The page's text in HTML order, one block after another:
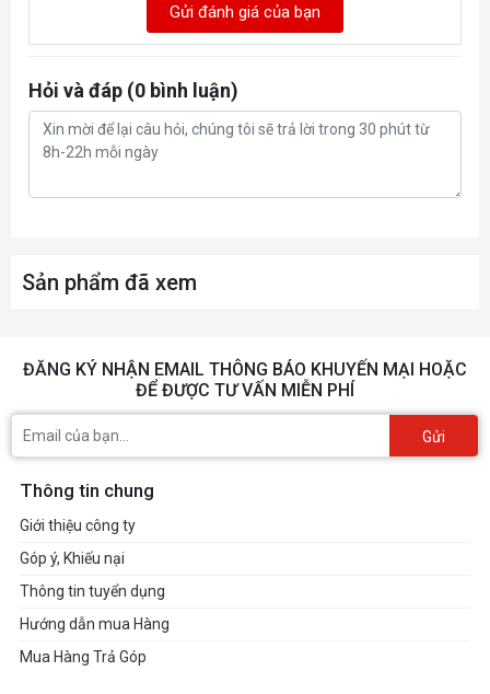
Gửi đánh giá của bạn
Hỏi và đáp (0 bình luận)
Sản phẩm đã xem
ĐĂNG KÝ NHẬN EMAIL THÔNG BÁO KHUYẾN MẠI HOẶC
ĐỂ ĐƯỢC TƯ VẤN MIỄN PHÍ
Gửi
Thông tin chung
Giới thiệu công ty
Góp ý, Khiếu nại
Thông tin tuyển dụng
Hướng dẫn mua Hàng
Mua Hàng Trả Góp